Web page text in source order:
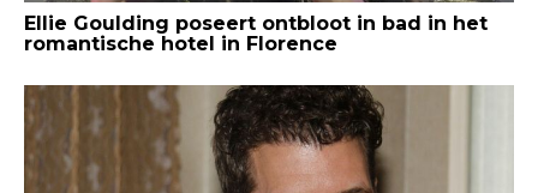
Ellie Goulding poseert ontbloot in bad in het
romantische hotel in Florence